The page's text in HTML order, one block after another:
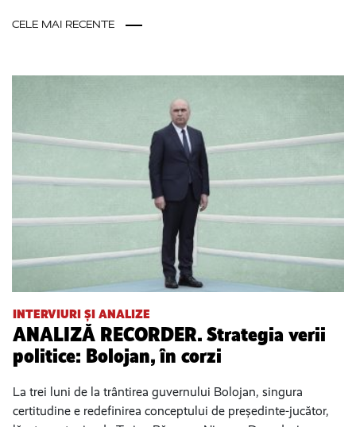
CELE MAI RECENTE
INTERVIURI ȘI ANALIZE
ANALIZĂ RECORDER. Strategia verii
politice: Bolojan, în corzi
La trei luni de la trântirea guvernului Bolojan, singura
certitudine e redefinirea conceptului de președinte-jucător,